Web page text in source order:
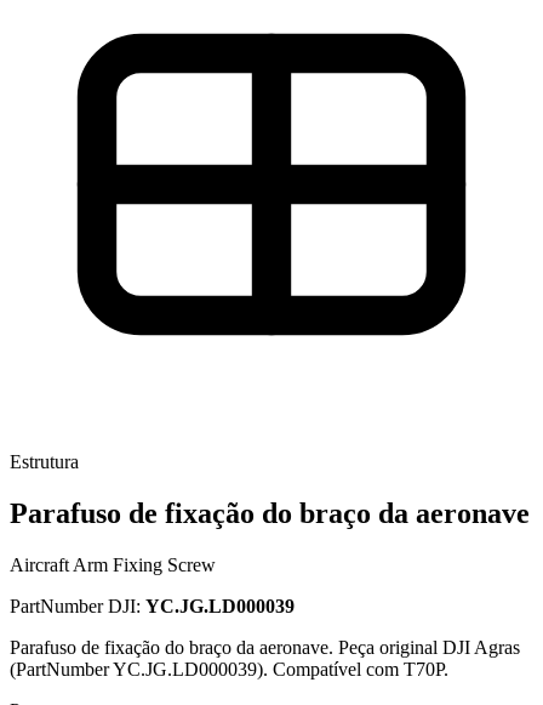
Estrutura
Parafuso de fixação do braço da aeronave
Aircraft Arm Fixing Screw
PartNumber DJI: YC.JG.LD000039
Parafuso de fixação do braço da aeronave. Peça original DJI Agras
(PartNumber YC.JG.LD000039). Compatível com T70P.